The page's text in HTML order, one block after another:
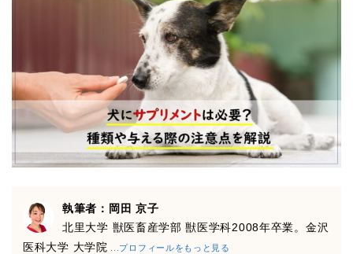
執筆者：岡田 京子
北里大学 獣医畜産学部 獣医学科2008年卒業。金沢
医科大学 大学院
...プロフィールをもっと見る